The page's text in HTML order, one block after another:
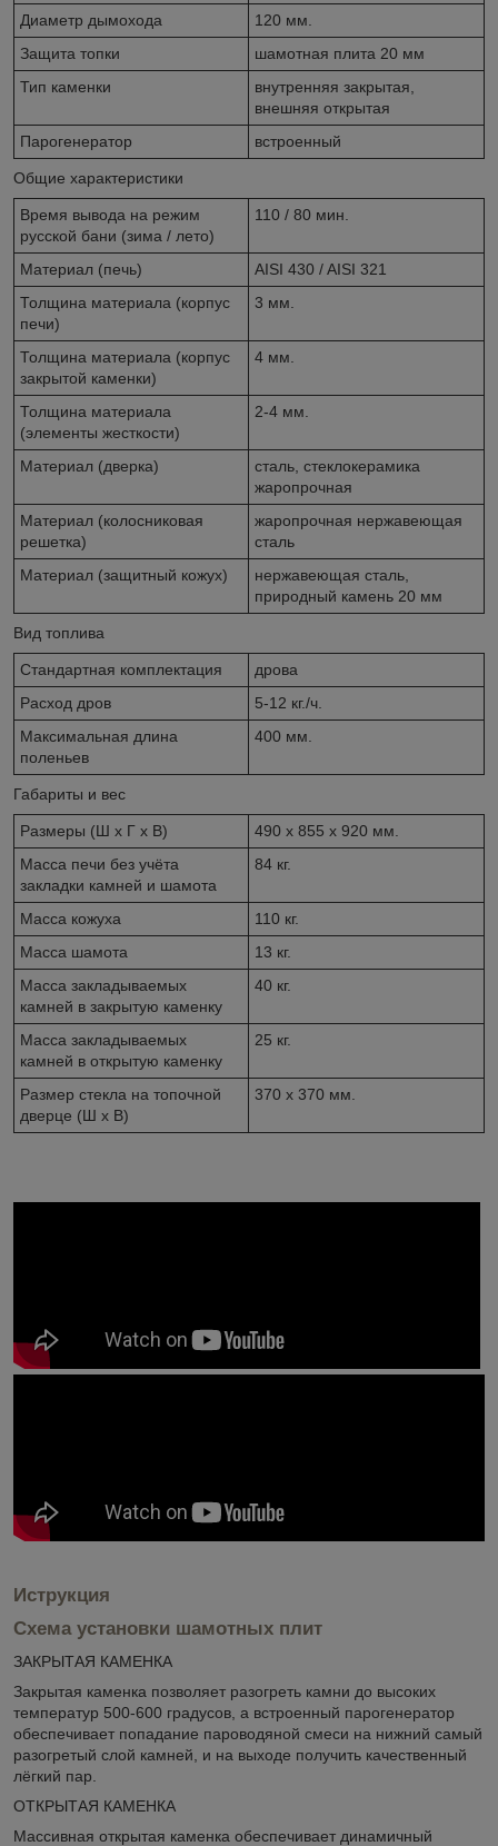
Диаметр дымохода
120 мм.
Защита топки
шамотная плита 20 мм
Тип каменки
внутренняя закрытая,
внешняя открытая
Парогенератор
встроенный
Общие характеристики
Время вывода на режим
русской бани (зима / лето)
110 / 80 мин.
Материал (печь)
AISI 430 / AISI 321
Толщина материала (корпус
печи)
3 мм.
Толщина материала (корпус
закрытой каменки)
4 мм.
Толщина материала
(элементы жесткости)
2-4 мм.
Материал (дверка)
сталь, стеклокерамика
жаропрочная
Материал (колосниковая
решетка)
жаропрочная нержавеющая
сталь
Материал (защитный кожух)
нержавеющая сталь,
природный камень 20 мм
Вид топлива
Стандартная комплектация
дрова
Расход дров
5-12 кг./ч.
Максимальная длина
поленьев
400 мм.
Габариты и вес
Размеры (Ш x Г x В)
490 x 855 x 920 мм.
Масса печи без учёта
закладки камней и шамота
84 кг.
Масса кожуха
110 кг.
Масса шамота
13 кг.
Масса закладываемых
камней в закрытую каменку
40 кг.
Масса закладываемых
камней в открытую каменку
25 кг.
Размер стекла на топочной
дверце (Ш х В)
370 х 370 мм.
Иструкция
Схема установки шамотных плит
ЗАКРЫТАЯ КАМЕНКА
Закрытая каменка позволяет разогреть камни до высоких
температур 500-600 градусов, а встроенный парогенератор
обеспечивает попадание пароводяной смеси на нижний самый
разогретый слой камней, и на выходе получить качественный
лёгкий пар.
ОТКРЫТАЯ КАМЕНКА
Массивная открытая каменка обеспечивает динамичный